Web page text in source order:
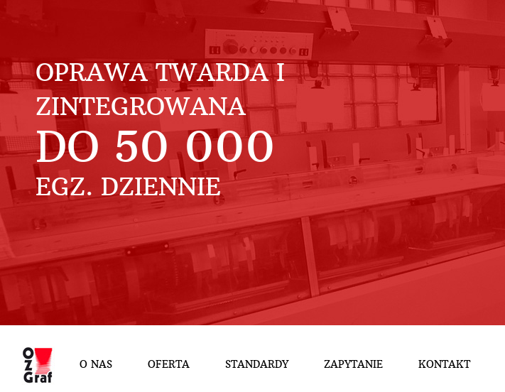
OPRAWA TWARDA I
ZINTEGROWANA
DO 50 000
EGZ. DZIENNIE
O NAS OFERTA STANDARDY ZAPYTANIE KONTAKT